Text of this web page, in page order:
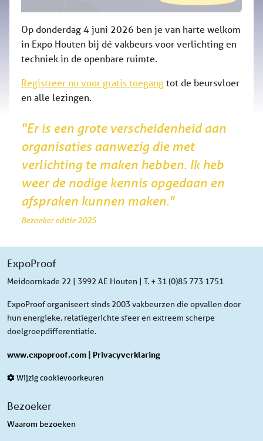
Op donderdag 4 juni 2026 ben je van harte welkom
in Expo Houten bij dé vakbeurs voor verlichting en
techniek in de openbare ruimte.
Registreer nu voor gratis toegangtot de beursvloer
en alle lezingen.
"Er is een grote verscheidenheid aan
organisaties aanwezig die met
verlichting te maken hebben. Ik heb
weer de nodige kennis opgedaan en
afspraken kunnen maken."
Bezoeker editie 2025
ExpoProof
Meidoornkade 22 | 3992 AE Houten | T. + 31 (0)85 773 1751
ExpoProof organiseert sinds 2003 vakbeurzen die opvallen door
hun energieke, relatiegerichte sfeer en extreem scherpe
doelgroepdifferentiatie.
www.expoproof.com | Privacyverklaring
Wijzig cookievoorkeuren
Bezoeker
Waarom bezoeken